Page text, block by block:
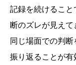
記録を続けること
断のズレが見えて
同じ場面での判
振り返ることが有